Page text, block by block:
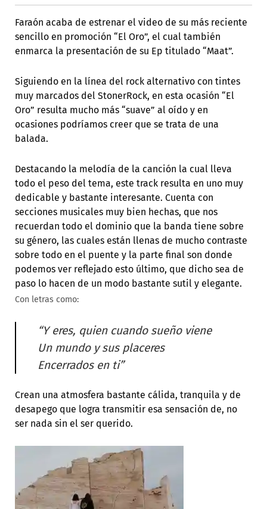
Faraón acaba de estrenar el video de su más reciente
sencillo en promoción “El Oro”, el cual también
enmarca la presentación de su Ep titulado “Maat”.
Siguiendo en la línea del rock alternativo con tintes
muy marcados del StonerRock, en esta ocasión “El
Oro” resulta mucho más “suave” al oído y en
ocasiones podríamos creer que se trata de una
balada.
Destacando la melodía de la canción la cual lleva
todo el peso del tema, este track resulta en uno muy
dedicable y bastante interesante. Cuenta con
secciones musicales muy bien hechas, que nos
recuerdan todo el dominio que la banda tiene sobre
su género, las cuales están llenas de mucho contraste
sobre todo en el puente y la parte final son donde
podemos ver reflejado esto último, que dicho sea de
paso lo hacen de un modo bastante sutil y elegante.
Con letras como:
“Y eres, quien cuando sueño viene
Un mundo y sus placeres
Encerrados en ti”
Crean una atmosfera bastante cálida, tranquila y de
desapego que logra transmitir esa sensación de, no
ser nada sin el ser querido.